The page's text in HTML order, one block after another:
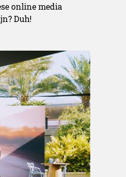
online media
Duh!